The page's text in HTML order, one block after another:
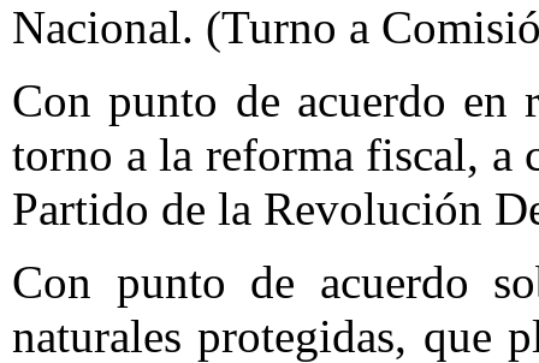
Nacional. (Turno a
Con punto de acuerdo en
torno a la reforma fiscal, a
Partido de la Revolución
Con punto de acuerdo
naturales protegidas, que